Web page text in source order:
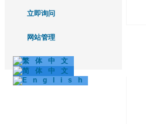
立即询问
网站管理